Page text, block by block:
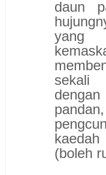
daun
yang
sekali
(boleh